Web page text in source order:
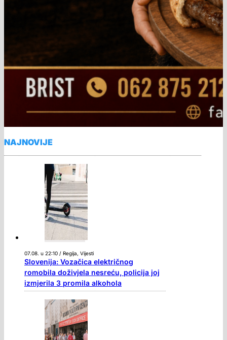
NAJNOVIJE
07.08. u 22:10 / Regija, Vijesti
Slovenija: Vozačica električnog
romobila doživjela nesreću, policija joj
izmjerila 3 promila alkohola